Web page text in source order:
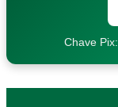
Chave Pix: